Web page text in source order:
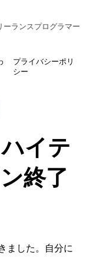
ーランスプログラマー
プライバシーポリ
シー
イテ
終了
ました。自分に